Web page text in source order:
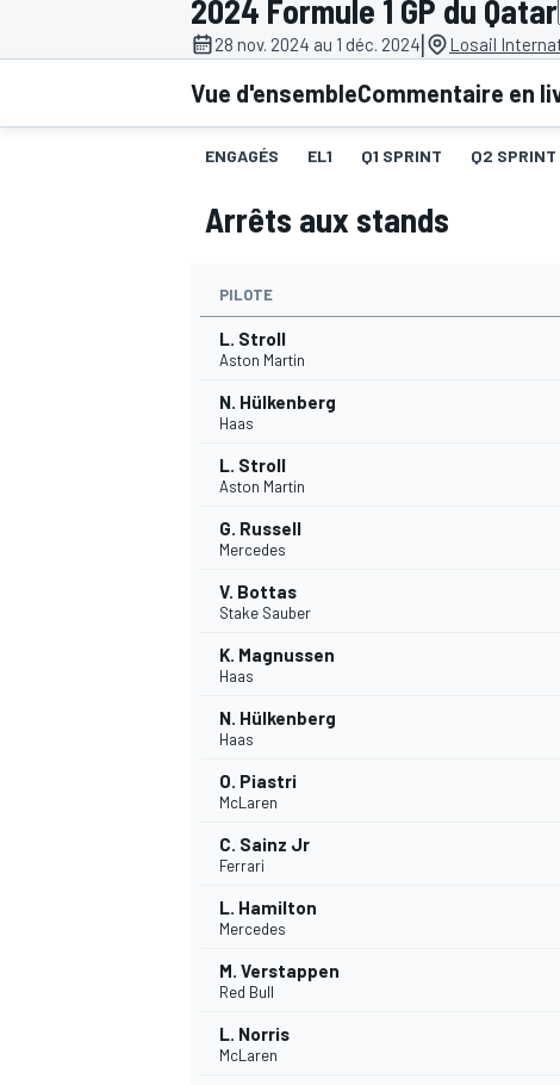
WRC
WEC
2024 Formule 1 GP du Qatar
28 nov. 2024 au 1 déc. 2024| Losail
Vue d'ensembleCommentaire en
ENGAGÉS EL1 Q1 SPRINT Q2 SPRINT
Arrêts aux stands
PILOTE
L. Stroll
Aston Martin
N. Hülkenberg
Haas
L. Stroll
Aston Martin
G. Russell
Mercedes
V. Bottas
Stake Sauber
K. Magnussen
Haas
N. Hülkenberg
Haas
O. Piastri
McLaren
C. Sainz Jr
Ferrari
L. Hamilton
Mercedes
M. Verstappen
Red Bull
L. Norris
McLaren